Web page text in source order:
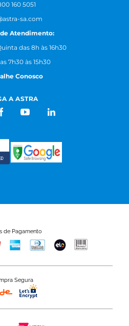
160 5051
sa.com
Atendimento:
das 8h às 16h30
7h30 às 15h30
Conosco
A ASTRA
de Pagamento
Segura